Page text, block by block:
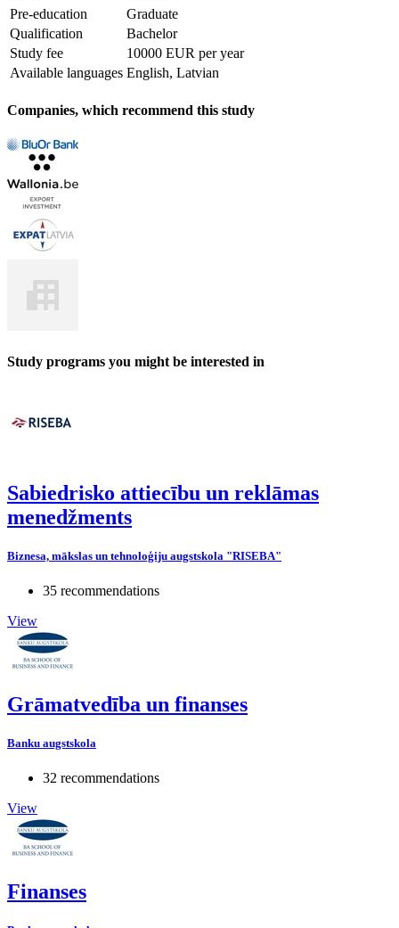
Pre-education
Graduate
Qualification
Bachelor
Study fee
10000 EUR per year
Available languages English, Latvian
Companies, which recommend this study
Study programs you might be interested in
Sabiedrisko attiecību un reklāmas
menedžments
Biznesa, mākslas un tehnoloģiju augstskola "RISEBA"
35 recommendations
View
Grāmatvedība un finanses
Banku augstskola
32 recommendations
View
Finanses